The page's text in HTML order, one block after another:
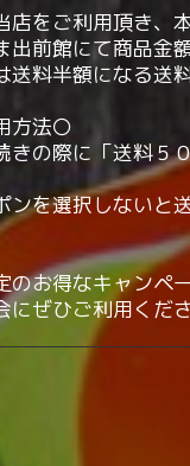
店をご利用頂き、
出前館にて商品金
送料半額になる送
方法〇
きの際に「送料５
を選択しないと
のお得なキャンペ
にぜひご利用くだ